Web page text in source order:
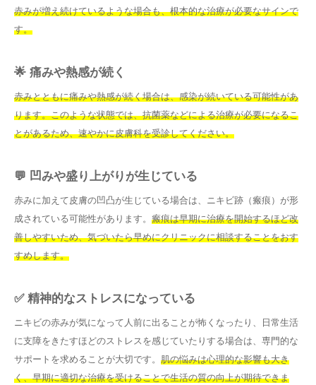
赤みが増え続けているような場合も、根本的な治療が必要なサインで
す。
🌟 痛みや熱感が続く
赤みとともに痛みや熱感が続く場合は、感染が続いている可能性があ
ります。このような状態では、抗菌薬などによる治療が必要になるこ
とがあるため、速やかに皮膚科を受診してください。
💬 凹みや盛り上がりが生じている
赤みに加えて皮膚の凹凸が生じている場合は、ニキビ跡（瘢痕）が形
成されている可能性があります。 瘢痕は早期に治療を開始するほど改
善しやすいため、気づいたら早めにクリニックに相談することをおす
すめします。
✅ 精神的なストレスになっている
ニキビの赤みが気になって人前に出ることが怖くなったり、日常生活
に支障をきたすほどのストレスを感じていたりする場合は、専門的な
サポートを求めることが大切です。 肌の悩みは心理的な影響も大き
く、早期に適切な治療を受けることで生活の質の向上が期待できま